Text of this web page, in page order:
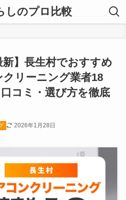
しのプロ比較
新】長生村でおすすめ
リーニング業者18
コミ・選び方を徹底
2026年1月28日